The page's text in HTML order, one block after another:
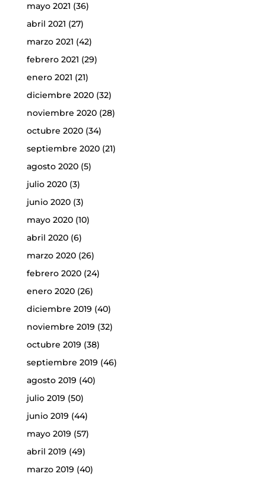
mayo 2021 (36)
abril 2021 (27)
marzo 2021 (42)
febrero 2021 (29)
enero 2021 (21)
diciembre 2020(32)
noviembre 2020(28)
octubre 2020(34)
septiembre 2020(21)
agosto 2020(5)
julio 2020(3)
junio 2020(3)
mayo 2020(10)
abril 2020(6)
marzo 2020(26)
febrero 2020(24)
enero 2020(26)
diciembre 2019 (40)
noviembre 2019 (32)
octubre 2019 (38)
septiembre 2019 (46)
agosto 2019 (40)
julio 2019 (50)
junio 2019 (44)
mayo 2019 (57)
abril 2019 (49)
marzo 2019 (40)